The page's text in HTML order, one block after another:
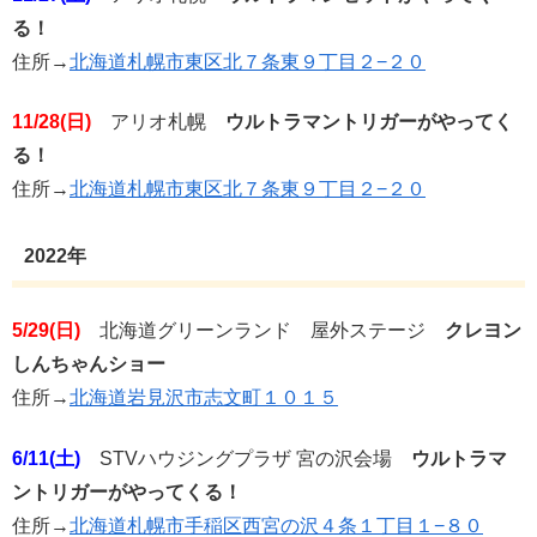
る！
住所→北海道札幌市東区北７条東９丁目２−２０
11/28(日) アリオ札幌
ウルトラマントリガーがやってく
る！
住所→北海道札幌市東区北７条東９丁目２−２０
2022年
5/29(日) 北海道グリーンランド 屋外ステージ クレヨン
しんちゃんショー
住所→北海道岩見沢市志文町１０１５
6/11(土) STVハウジングプラザ 宮の沢会場
ウルトラマ
ントリガーがやってくる！
住所→北海道札幌市手稲区西宮の沢４条１丁目１−８０